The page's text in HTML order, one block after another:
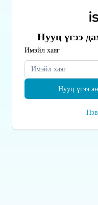
Нууц үгээ
Имэйл хаяг
Нууц үгээ